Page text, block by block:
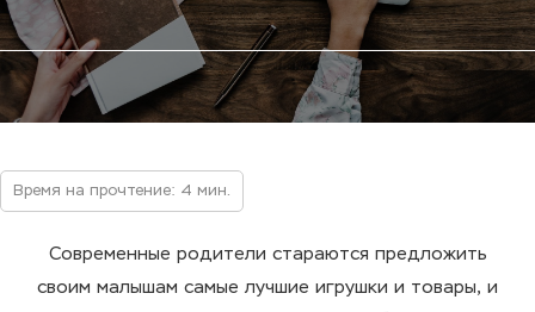
Время на прочтение: 4 мин.
Современные родители стараются предложить
своим малышам самые лучшие игрушки и товары, и